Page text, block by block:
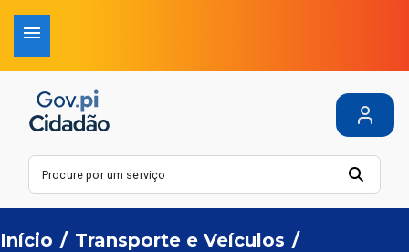
Início / Transporte e Veículos /